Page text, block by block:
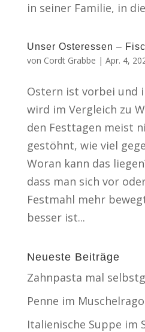
in seiner Familie, in
Unser Osteressen –
von Cordt Grabbe | Apr. 4,
Ostern ist vorbei und
wird im Vergleich zu
den Festtagen meist
gestöhnt, wie viel
Woran kann das
dass man sich vor
Festmahl mehr
besser ist...
Neueste Beiträge
Zahnpasta mal
Penne im
Italienische Suppe im